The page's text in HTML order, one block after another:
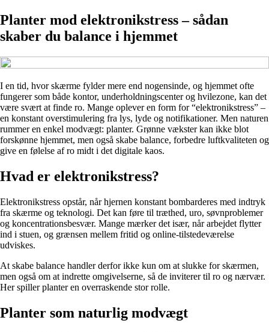
Planter mod elektronikstress – sådan
skaber du balance i hjemmet
I en tid, hvor skærme fylder mere end nogensinde, og hjemmet ofte
fungerer som både kontor, underholdningscenter og hvilezone, kan det
være svært at finde ro. Mange oplever en form for “elektronikstress” –
en konstant overstimulering fra lys, lyde og notifikationer. Men naturen
rummer en enkel modvægt: planter. Grønne vækster kan ikke blot
forskønne hjemmet, men også skabe balance, forbedre luftkvaliteten og
give en følelse af ro midt i det digitale kaos.
Hvad er elektronikstress?
Elektronikstress opstår, når hjernen konstant bombarderes med indtryk
fra skærme og teknologi. Det kan føre til træthed, uro, søvnproblemer
og koncentrationsbesvær. Mange mærker det især, når arbejdet flytter
ind i stuen, og grænsen mellem fritid og online-tilstedeværelse
udviskes.
At skabe balance handler derfor ikke kun om at slukke for skærmen,
men også om at indrette omgivelserne, så de inviterer til ro og nærvær.
Her spiller planter en overraskende stor rolle.
Planter som naturlig modvægt